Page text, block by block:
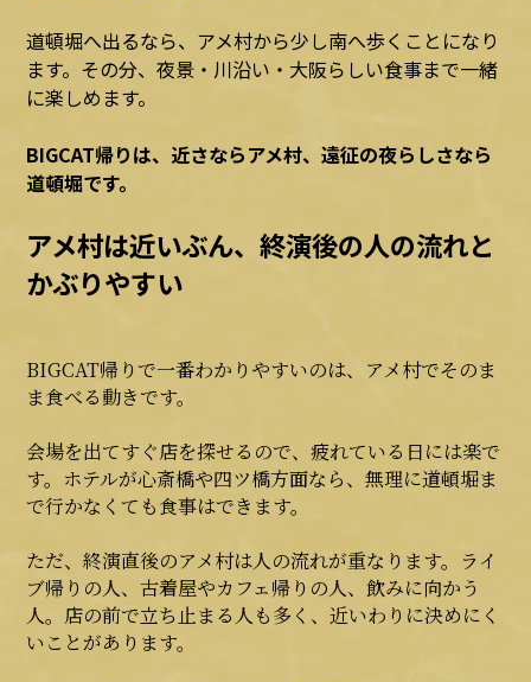
道頓堀へ出るなら、アメ村から少し南へ歩くことになり
ます。その分、夜景・川沿い・大阪らしい食事まで一緒
に楽しめます。
BIGCAT帰りは、近さならアメ村、遠征の夜らしさなら
道頓堀です。
アメ村は近いぶん、終演後の人の流れと
かぶりやすい
BIGCAT帰りで一番わかりやすいのは、アメ村でそのま
ま食べる動きです。
会場を出てすぐ店を探せるので、疲れている日には楽で
す。ホテルが心斎橋や四ツ橋方面なら、無理に道頓堀ま
で行かなくても食事はできます。
ただ、終演直後のアメ村は人の流れが重なります。ライ
ブ帰りの人、古着屋やカフェ帰りの人、飲みに向かう
人。店の前で立ち止まる人も多く、近いわりに決めにく
いことがあります。